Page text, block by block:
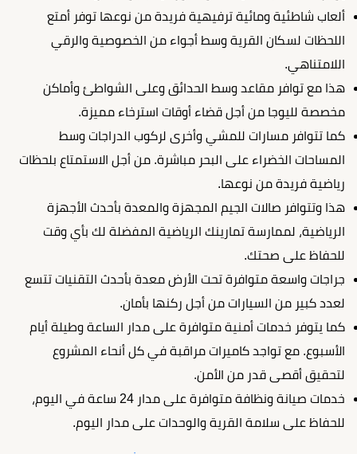
ألعاب شاطئية ومائية ترفيهية فريدة من نوعها توفر أمتع
اللحظات لسكان القرية وسط أجواء من الخصوصية والرقي
اللامتناهي.
هذا مع توافر مقاعد وسط الحدائق وعلى الشواطئ وأماكن
مخصصة لليوجا من أجل قضاء أوقات استرخاء مميزة.
كما تتوافر مسارات للمشي وأخرى لركوب الدراجات وسط
المساحات الخضراء على البحر مباشرة. من أجل الاستمتاع بلحظات
رياضية فريدة من نوعها.
هذا وتتوافر صالات الجيم المجهزة والمعدة بأحدث الأجهزة
الرياضية، لممارسة تمارينك الرياضية المفضلة لك بأي وقت
للحفاظ على صحتك.
جراجات واسعة متوافرة تحت الأرض معدة بأحدث التقنيات تتسع
لعدد كبير من السيارات من أجل ركنها بأمان.
كما يتوفر خدمات أمنية متوافرة على مدار الساعة وطيلة أيام
الأسبوع. مع تواجد كاميرات مراقبة في كل أنحاء المشروع
لتحقيق أقصى قدر من الأمن.
خدمات صيانة ونظافة متوافرة على مدار 24 ساعة في اليوم،
للحفاظ على سلامة القرية والوحدات على مدار اليوم.